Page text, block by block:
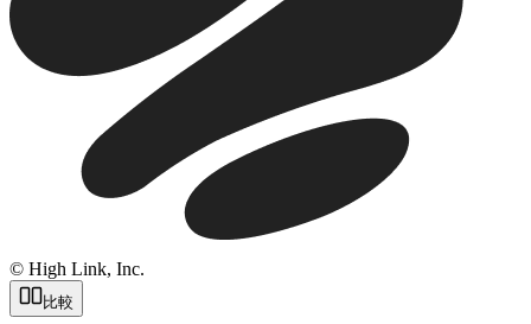
© High Link, Inc.
比較